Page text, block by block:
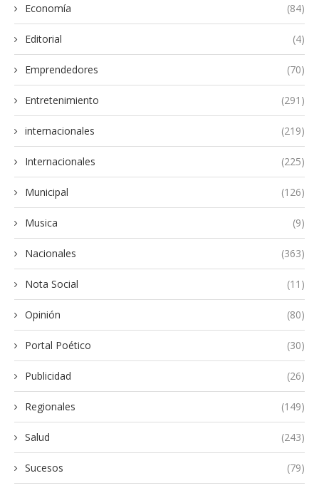
Economía (84)
Editorial (4)
Emprendedores (70)
Entretenimiento (291)
internacionales (219)
Internacionales (225)
Municipal (126)
Musica (9)
Nacionales (363)
Nota Social (11)
Opinión (80)
Portal Poético (30)
Publicidad (26)
Regionales (149)
Salud (243)
Sucesos (79)